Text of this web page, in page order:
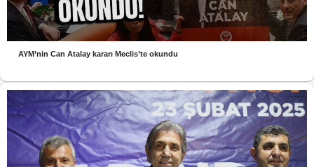
AYM’nin Can Atalay kararı Meclis’te okundu